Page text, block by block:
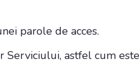
parole de acces.
astfel cum